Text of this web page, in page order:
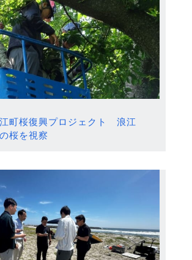
町桜復興プロジェクト 浪江
桜を視察